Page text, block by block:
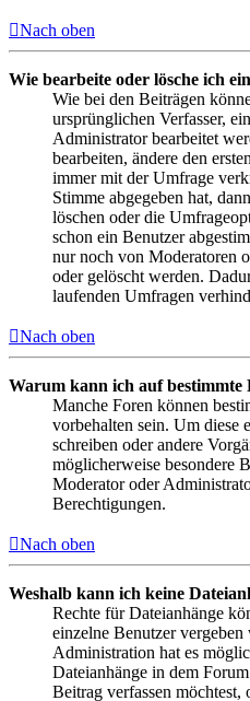
Nach oben
Wie bearbeite oder lösche ich
Wie bei den Beiträgen
ursprünglichen Verfasser,
Administrator bearbeitet
bearbeiten, ändere den
immer mit der Umfrage
Stimme abgegeben hat,
löschen oder die
schon ein Benutzer
nur noch von Moderatoren
oder gelöscht werden.
laufenden Umfragen
Nach oben
Warum kann ich auf bestimmte
Manche Foren können
vorbehalten sein. Um diese
schreiben oder andere
möglicherweise besondere
Moderator oder
Berechtigungen.
Nach oben
Weshalb kann ich keine
Rechte für Dateianhänge
einzelne Benutzer
Administration hat es
Dateianhänge in dem
Beitrag verfassen möchtest,